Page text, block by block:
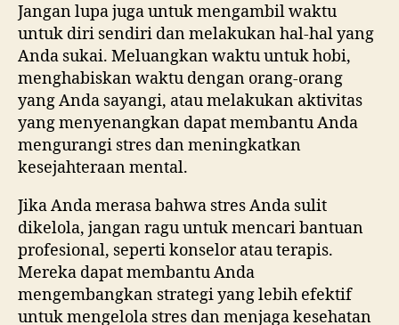
Jangan lupa juga untuk mengambil waktu
untuk diri sendiri dan melakukan hal-hal yang
Anda sukai. Meluangkan waktu untuk hobi,
menghabiskan waktu dengan orang-orang
yang Anda sayangi, atau melakukan aktivitas
yang menyenangkan dapat membantu Anda
mengurangi stres dan meningkatkan
kesejahteraan mental.
Jika Anda merasa bahwa stres Anda sulit
dikelola, jangan ragu untuk mencari bantuan
profesional, seperti konselor atau terapis.
Mereka dapat membantu Anda
mengembangkan strategi yang lebih efektif
untuk mengelola stres dan menjaga kesehatan